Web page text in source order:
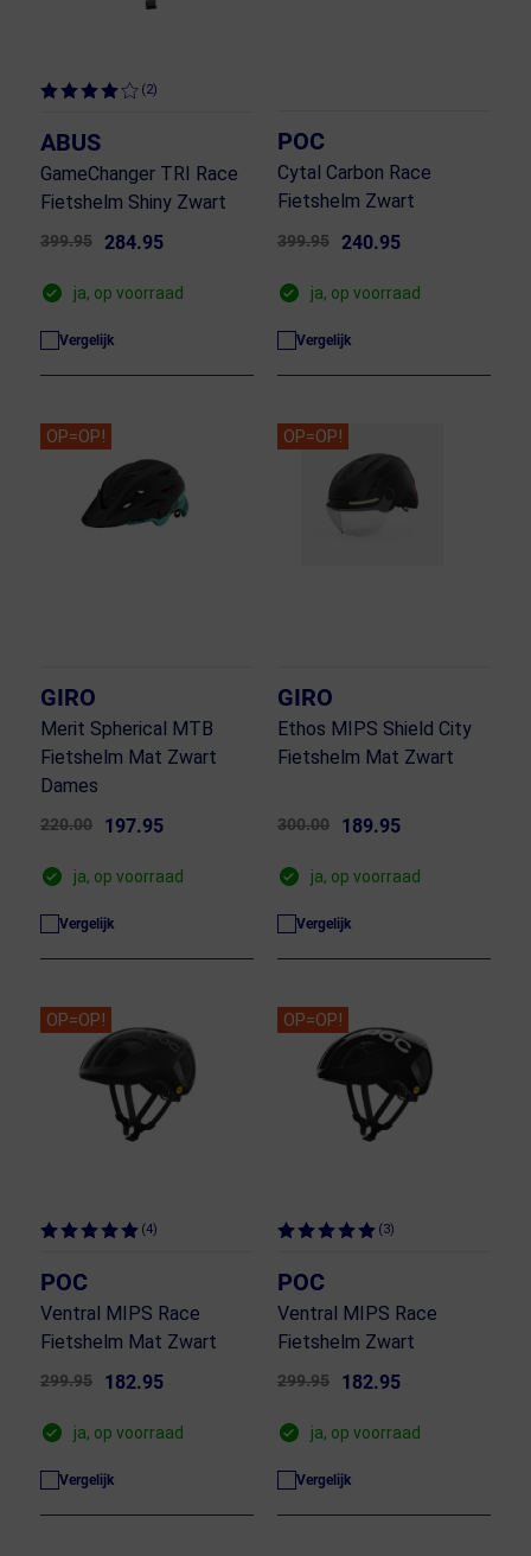
(2)
ABUS
GameChanger TRI Race
Fietshelm Shiny Zwart
399.95 284.95
ja, op voorraad
Vergelijk
POC
Cytal Carbon Race
Fietshelm Zwart
399.95 240.95
ja, op voorraad
Vergelijk
OP=OP!
GIRO
Merit Spherical MTB
Fietshelm Mat Zwart
Dames
220.00 197.95
ja, op voorraad
Vergelijk
OP=OP!
GIRO
Ethos MIPS Shield City
Fietshelm Mat Zwart
300.00 189.95
ja, op voorraad
Vergelijk
OP=OP!
(4)
POC
Ventral MIPS Race
Fietshelm Mat Zwart
299.95 182.95
ja, op voorraad
Vergelijk
OP=OP!
(3)
POC
Ventral MIPS Race
Fietshelm Zwart
299.95 182.95
ja, op voorraad
Vergelijk